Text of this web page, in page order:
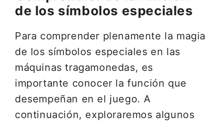
de los símbolos especiales
Para comprender plenamente la magia
de los símbolos especiales en las
máquinas tragamonedas, es
importante conocer la función que
desempeñan en el juego. A
continuación, exploraremos algunos